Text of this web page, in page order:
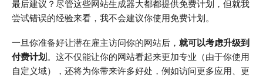
最后建议？尽管这些网站生成器大都都提供免费计划，但就我
尝试错误的经验来看，我不会建议你使用免费计划。
一旦你准备好让潜在雇主访问你的网站后， 就可以考虑升级到
付费计划 。这不仅能让你的网站看起来更加专业（由于你使用
自定义域），还将为你带来许多好处，例如访问更多应用、更